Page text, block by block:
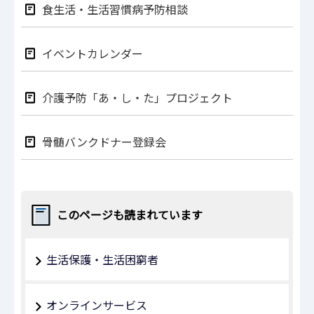
食生活・生活習慣病予防相談
イベントカレンダー
介護予防「あ・し・た」プロジェクト
骨髄バンクドナー登録会
このページも読まれています
生活保護・生活困窮者
オンラインサービス